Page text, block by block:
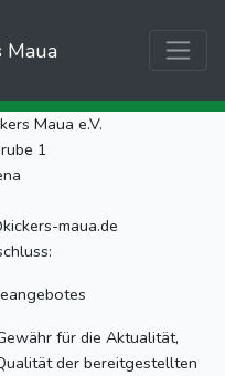
Maua
Maua e.V.
1
maua.de
für die Aktualität,
der bereitgestellten